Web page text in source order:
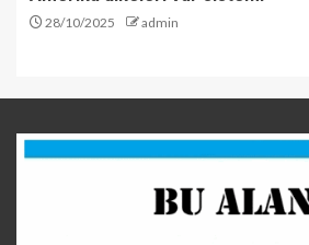
28/10/2025 admin